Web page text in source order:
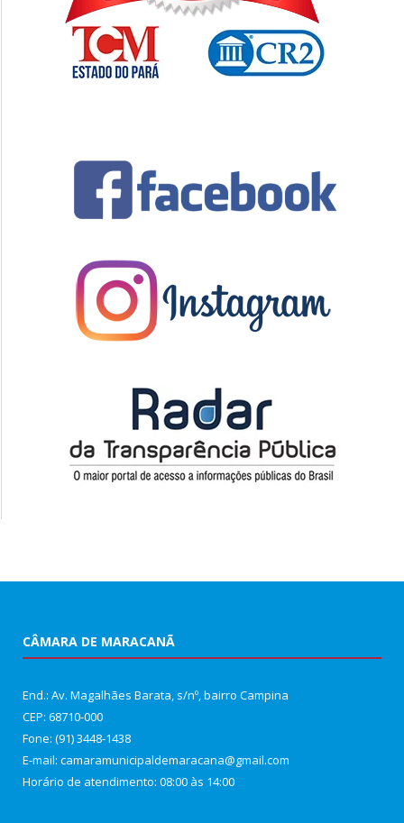
CÂMARA DE MARACANÃ
End.: Av. Magalhães Barata, s/nº, bairro Campina
CEP: 68710-000
Fone: (91) 3448-1438
E-mail: camaramunicipaldemaracana@gmail.com
Horário de atendimento: 08:00 às 14:00